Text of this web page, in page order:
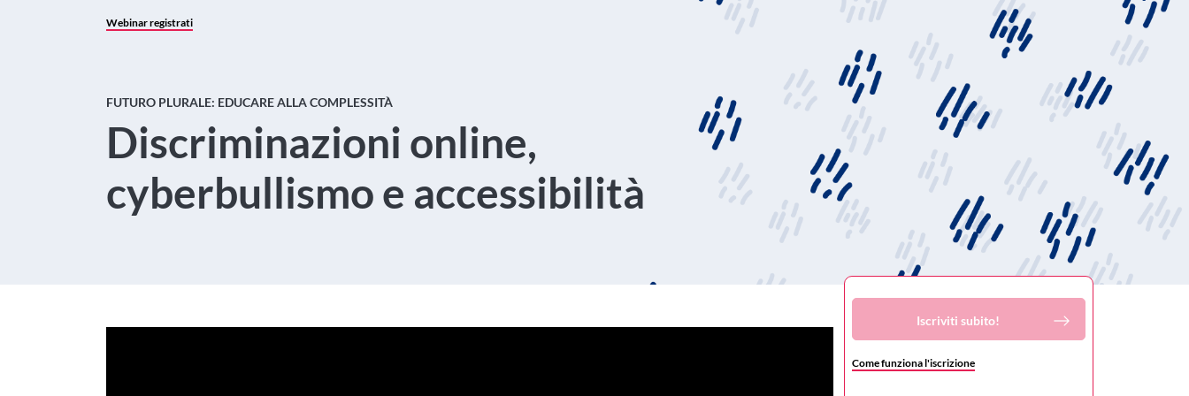
Webinar registrati
FUTURO PLURALE: EDUCARE ALLA COMPLESSITÀ
Discriminazioni online,
cyberbullismo e accessibilità
Iscriviti subito!
Come funziona l'iscrizione